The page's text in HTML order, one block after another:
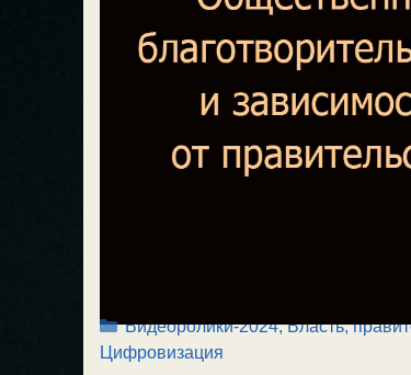
Рубрики
Видеоролики-2024,Власть,
Цифровизация